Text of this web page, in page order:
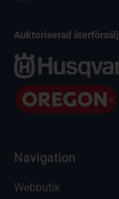
Auktoriserad
Navigation
Webbutik